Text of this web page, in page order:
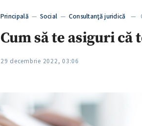
Principală —Social — Consultanţă juridică —
Cum să te asiguri
29 decembrie 2022, 03:06